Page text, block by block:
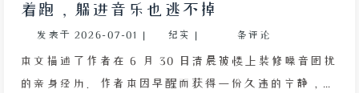
着跑，躲进音乐也逃不掉
发表于 2026-07-01 | 纪实 | 条评论
本文描述了作者在 6 月 30 日清晨被楼上装修噪音困扰
的亲身经历。作者本因早醒而获得一份久违的宁静，却